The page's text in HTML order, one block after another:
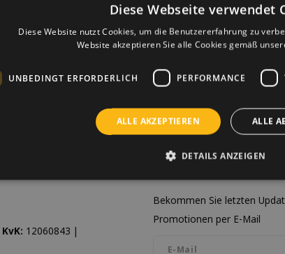
KvK: 12060843 |
Bekommen Sie letzten
Promotionen per E-Mail
Diese Webseite verwendet
Diese Website nutzt Cookies, um die Benutzererfahrung zu
Website akzeptieren Sie alle Cookies gemäß
UNBEDINGT ERFORDERLICH PERFORMANCE
ALLE AKZEPTIEREN ALLE
DETAILS ANZEIGEN